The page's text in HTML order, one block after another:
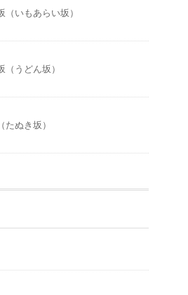
（いもあらい坂）
（うどん坂）
たぬき坂）